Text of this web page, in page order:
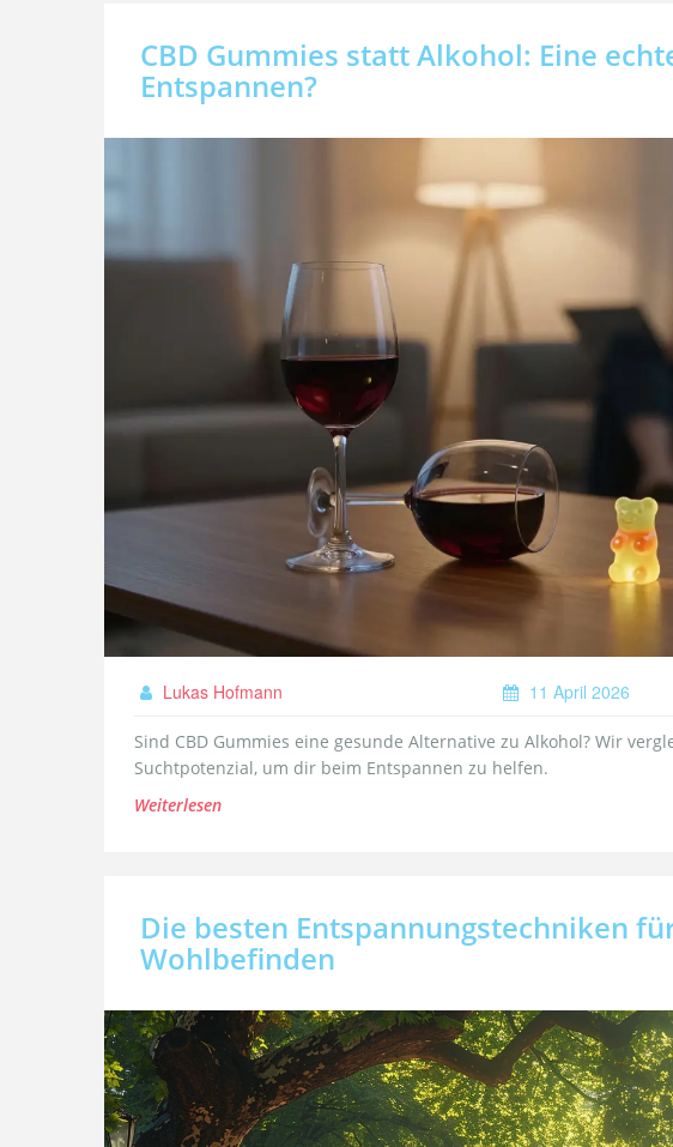
CBD Gummies statt Alkohol: Eine
Entspannen?
Lukas Hofmann 11 April 2026
Sind CBD Gummies eine gesunde Alternative zu Alkohol? Wir
Suchtpotenzial, um dir beim Entspannen zu helfen.
Weiterlesen
Die besten Entspannungstechniken
Wohlbefinden